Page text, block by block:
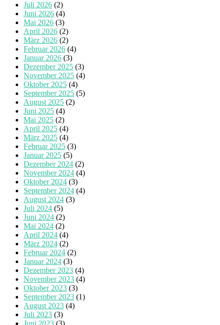
Juli 2026 (2)
Juni 2026 (4)
Mai 2026 (3)
April 2026 (2)
März 2026 (2)
Februar 2026 (4)
Januar 2026 (3)
Dezember 2025 (3)
November 2025 (4)
Oktober 2025 (4)
September 2025 (5)
August 2025 (2)
Juni 2025 (4)
Mai 2025 (2)
April 2025 (4)
März 2025 (4)
Februar 2025 (3)
Januar 2025 (5)
Dezember 2024 (2)
November 2024 (4)
Oktober 2024 (3)
September 2024 (4)
August 2024 (3)
Juli 2024 (5)
Juni 2024 (2)
Mai 2024 (2)
April 2024 (4)
März 2024 (2)
Februar 2024 (2)
Januar 2024 (3)
Dezember 2023 (4)
November 2023 (4)
Oktober 2023 (3)
September 2023 (1)
August 2023 (4)
Juli 2023 (3)
Juni 2023 (3)